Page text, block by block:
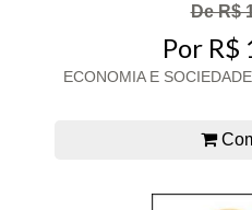
De R$
Por R$
ECONOMIA E